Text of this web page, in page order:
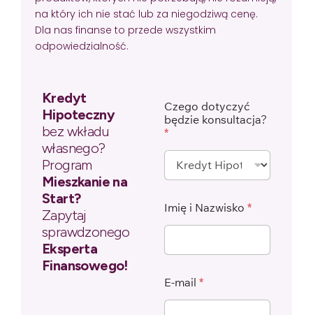
na który ich nie stać lub za niegodziwą cenę.
Dla nas finanse to przede wszystkim
odpowiedzialność.
Kredyt
Hipoteczny
bez wkładu
własnego?
Program
Mieszkanie na
Start?
Zapytaj
sprawdzonego
Eksperta
Finansowego!
Czego dotyczyć
będzie konsultacja?
*
Imię i Nazwisko *
E-mail *